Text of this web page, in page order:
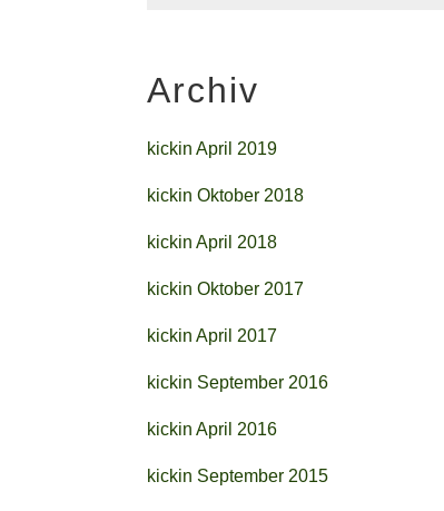
Archiv
kickin April 2019
kickin Oktober 2018
kickin April 2018
kickin Oktober 2017
kickin April 2017
kickin September 2016
kickin April 2016
kickin September 2015